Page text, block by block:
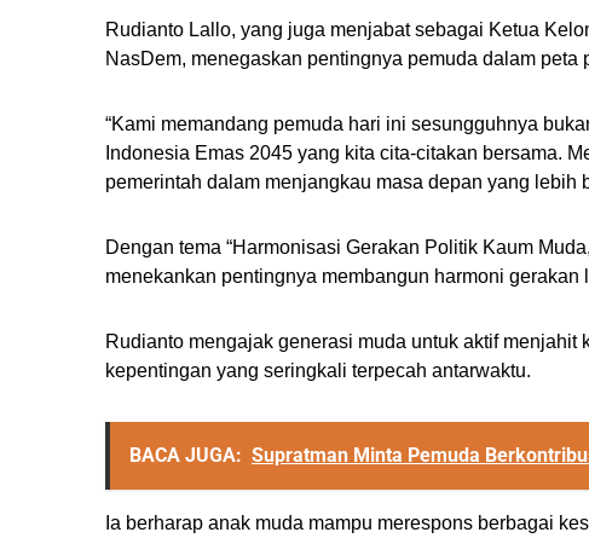
Rudianto Lallo, yang juga menjabat sebagai Ketua
NasDem, menegaskan pentingnya pemuda dalam
“Kami memandang pemuda hari ini sesungguhnya
Indonesia Emas 2045 yang kita cita-citakan bersama.
pemerintah dalam menjangkau masa depan yang lebih
Dengan tema “Harmonisasi Gerakan Politik Kaum
menekankan pentingnya membangun harmoni
Rudianto mengajak generasi muda untuk aktif
kepentingan yang seringkali terpecah antarwaktu.
BACA JUGA: Supratman Minta Pemuda
Ia berharap anak muda mampu merespons berbagai